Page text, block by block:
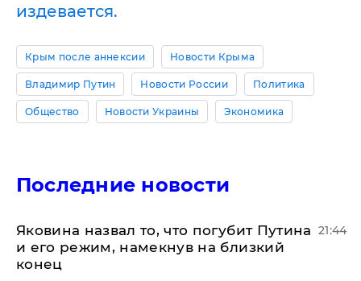
издевается.
Крым после аннексии Новости Крыма
Владимир Путин Новости России Политика
Общество Новости Украины Экономика
Последние новости
Яковина назвал то, что погубит Путина
и его режим, намекнув на близкий
конец
21:44